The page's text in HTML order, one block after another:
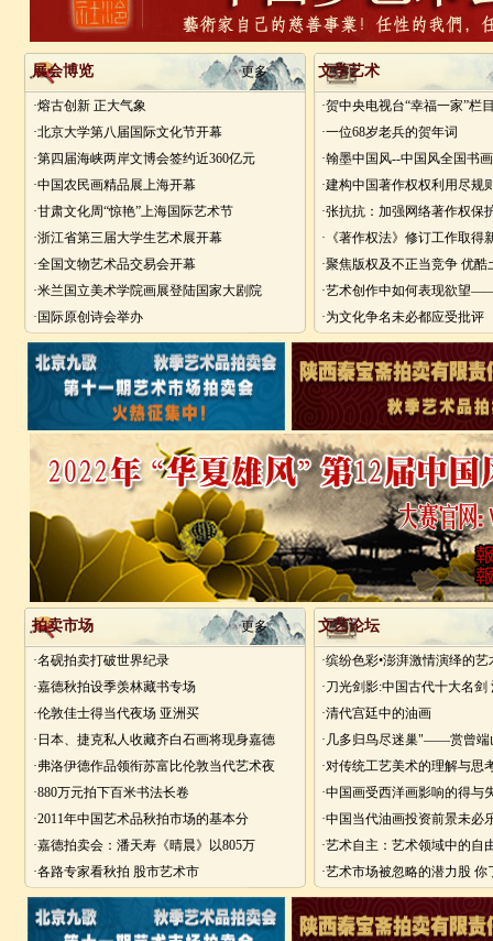
展会博览 更多
·熔古创新 正大气象
·北京大学第八届国际文化节开幕
·第四届海峡两岸文博会签约近360亿元
·中国农民画精品展上海开幕
·甘肃文化周“惊艳”上海国际艺术节
·浙江省第三届大学生艺术展开幕
·全国文物艺术品交易会开幕
·米兰国立美术学院画展登陆国家大剧院
·国际原创诗会举办
文学艺术
·贺中央电视台“幸福一家”栏
·一位68岁老兵的贺年词
·建构中国著作权权利用尽规
·张抗抗：加强网络著作权保
·《著作权法》修订工作取得
·聚焦版权及不正当竞争 优酷
·为文化争名未必都应受批评
拍卖市场 更多
·名砚拍卖打破世界纪录
·嘉德秋拍设季羡林藏书专场
·伦敦佳士得当代夜场 亚洲买
·日本、捷克私人收藏齐白石画将现身嘉德
·弗洛伊德作品领衔苏富比伦敦当代艺术夜
·880万元拍下百米书法长卷
·2011年中国艺术品秋拍市场的基本分
·嘉德拍卖会：潘天寿《晴晨》以805万
·各路专家看秋拍 股市艺术市
文艺论坛
·缤纷色彩•澎湃激情演绎的艺
·刀光剑影:中国古代十大名剑
·清代宫廷中的油画
·几多归鸟尽迷巢"——赏曾端
·对传统工艺美术的理解与思
·中国画受西洋画影响的得与
·中国当代油画投资前景未必
·艺术自主：艺术领域中的自
·艺术市场被忽略的潜力股 你